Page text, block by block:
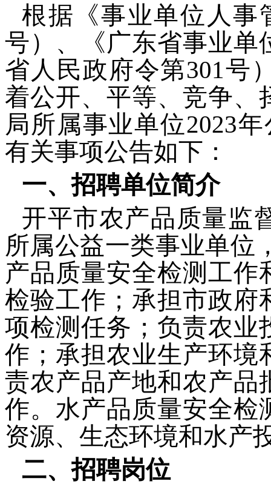
根据《事业单位人事
号）、《广东省事业单
省人民政府令第301号
着公开、平等、竞争、
局所属事业单位2023
有关事项公告如下：
一、招聘单位简介
开平市农产品质量监
所属公益一类事业单位
产品质量安全检测工作
检验工作；承担市政府
项检测任务；负责农业
作；承担农业生产环境
责农产品产地和农产品
作。水产品质量安全检
资源、生态环境和水产
二、招聘岗位